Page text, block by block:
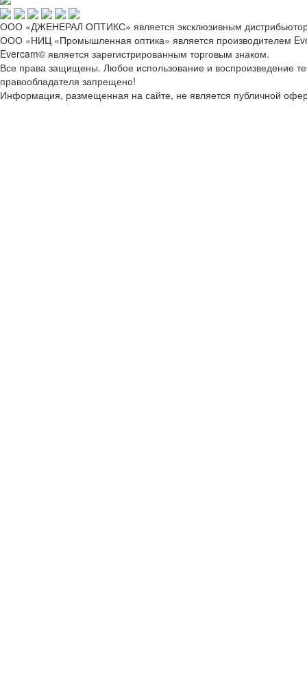
ООО «ДЖЕНЕРАЛ ОПТИКС» является эксклюзивным
ООО «НИЦ «Промышленная оптика» является производителем
Evercam© является зарегистрированным торговым знаком.
Все права защищены. Любое использование и воспроизведение
правообладателя запрещено!
Информация, размещенная на сайте, не является публичной